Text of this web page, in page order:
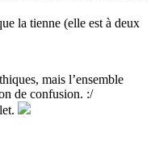
la tienne (elle est à deux
mais l’ensemble
de confusion. :/